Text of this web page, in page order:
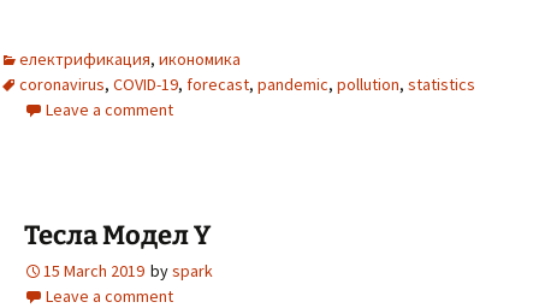
електрификация, икономика
coronavirus, COVID-19, forecast, pandemic, pollution, statistics
Leave a comment
Тесла Модел Y
15 March 2019 byspark
Leave a comment